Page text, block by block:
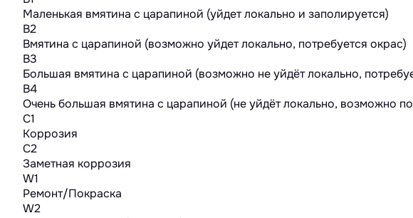
Маленькая вмятина с царапиной (уйдет локально и заполируется)
B2
Вмятина с царапиной (возможно уйдет локально, потребуется окрас)
B3
Большая вмятина с царапиной (возможно не уйдёт локально,
B4
Очень большая вмятина с царапиной (не уйдёт локально, возможно
C1
Коррозия
C2
Заметная коррозия
W1
Ремонт/Покраска
W2